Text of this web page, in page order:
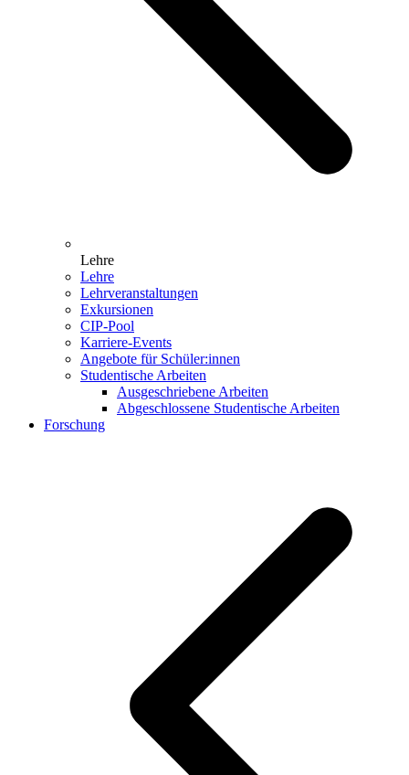
Lehre
Lehre
Lehrveranstaltungen
Exkursionen
CIP-Pool
Karriere-Events
Angebote für Schüler:innen
Studentische Arbeiten
Ausgeschriebene Arbeiten
Abgeschlossene Studentische Arbeiten
Forschung